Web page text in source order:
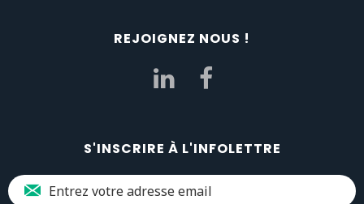
REJOIGNEZ NOUS !
S'INSCRIRE À L'INFOLETTRE